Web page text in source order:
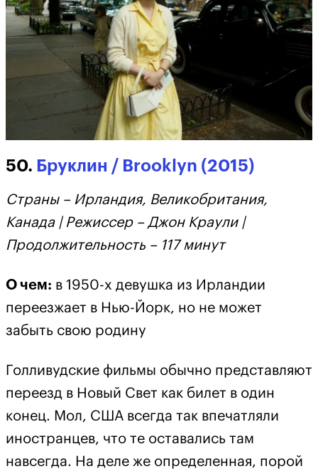
50. Бруклин / Brooklyn (2015)
Страны – Ирландия, Великобритания,
Канада | Режиссер – Джон Краули |
Продолжительность – 117 минут
О чем: в 1950-х девушка из Ирландии
переезжает в Нью-Йорк, но не может
забыть свою родину
Голливудские фильмы обычно представляют
переезд в Новый Свет как билет в один
конец. Мол, США всегда так впечатляли
иностранцев, что те оставались там
навсегда. На деле же определенная, порой